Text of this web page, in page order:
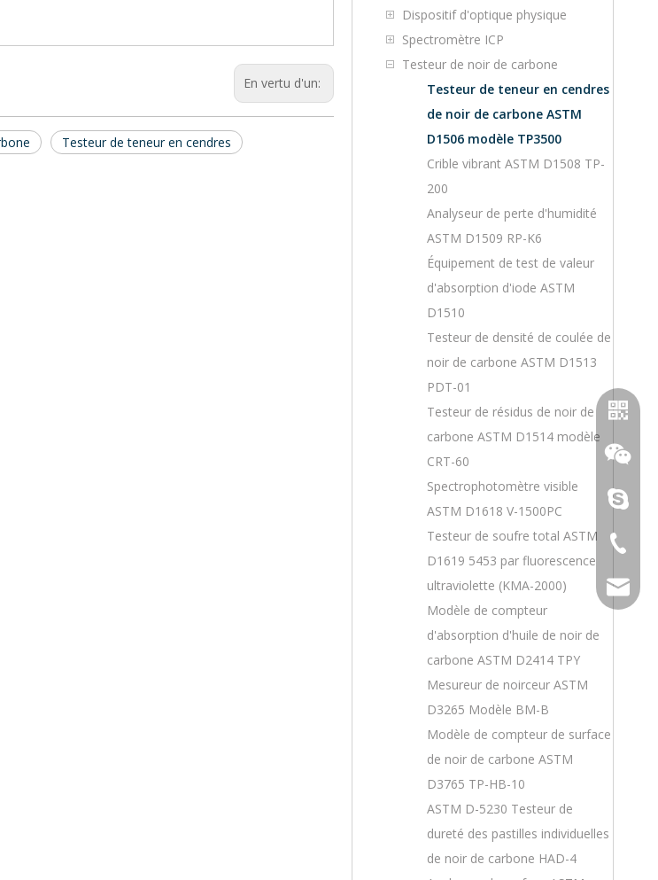
En vertu d'un:
Testeur de teneur en cendres
Dispositif d'optique physique
Spectromètre ICP
Testeur de noir de carbone
Testeur de teneur en cendres
de noir de carbone ASTM
D1506 modèle TP3500
Crible vibrant ASTM D1508 TP-
200
Analyseur de perte d'humidité
ASTM D1509 RP-K6
Équipement de test de valeur
d'absorption d'iode ASTM
D1510
Testeur de densité de coulée de
noir de carbone ASTM D1513
PDT-01
Testeur de résidus de noir de
carbone ASTM D1514 modèle
CRT-60
Spectrophotomètre visible
ASTM D1618 V-1500PC
Testeur de soufre total ASTM
D1619 5453 par fluorescence
ultraviolette (KMA-2000)
Modèle de compteur
d'absorption d'huile de noir de
carbone ASTM D2414 TPY
Mesureur de noirceur ASTM
D3265 Modèle BM-B
Modèle de compteur de surface
de noir de carbone ASTM
D3765 TP-HB-10
ASTM D-5230 Testeur de
dureté des pastilles individuelles
de noir de carbone HAD-4
Wechat
+86-